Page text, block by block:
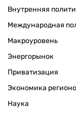
Внутренняя
Международная
Макроуровень
Энергорынок
Приватизация
Экономика
Наука